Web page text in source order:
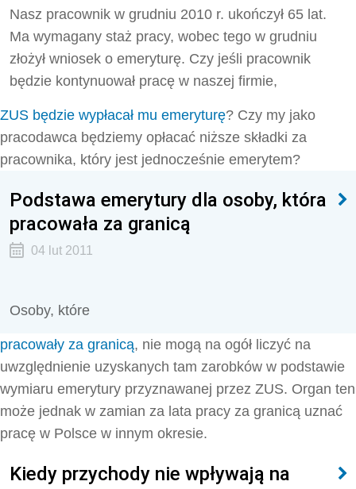
Nasz pracownik w grudniu 2010 r. ukończył 65 lat.
Ma wymagany staż pracy, wobec tego w grudniu
złożył wniosek o emeryturę. Czy jeśli pracownik
będzie kontynuował pracę w naszej firmie,
ZUS będzie wypłacał mu emeryturę? Czy my jako
pracodawca będziemy opłacać niższe składki za
pracownika, który jest jednocześnie emerytem?
Podstawa emerytury dla osoby, która
pracowała za granicą
04 lut 2011
Osoby, które
pracowały za granicą, nie mogą na ogół liczyć na
uwzględnienie uzyskanych tam zarobków w podstawie
wymiaru emerytury przyznawanej przez ZUS. Organ ten
może jednak w zamian za lata pracy za granicą uznać
pracę w Polsce w innym okresie.
Kiedy przychody nie wpływają na